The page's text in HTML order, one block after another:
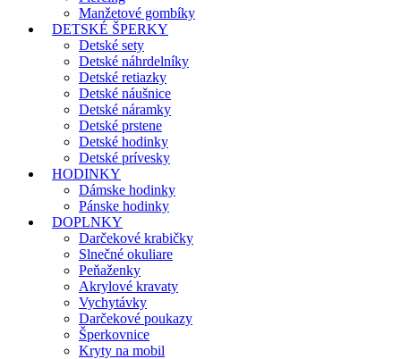
Manžetové gombíky
DETSKÉ ŠPERKY
Detské sety
Detské náhrdelníky
Detské retiazky
Detské náušnice
Detské náramky
Detské prstene
Detské hodinky
Detské prívesky
HODINKY
Dámske hodinky
Pánske hodinky
DOPLNKY
Darčekové krabičky
Slnečné okuliare
Peňaženky
Akrylové kravaty
Vychytávky
Darčekové poukazy
Šperkovnice
Kryty na mobil